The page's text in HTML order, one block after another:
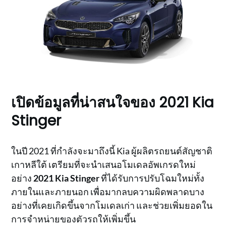
เปิดข้อมูลที่น่าสนใจของ 2021 Kia
Stinger
ในปี 2021 ที่กำลังจะมาถึงนี้ Kia ผู้ผลิตรถยนต์สัญชาติ
เกาหลีใต้ เตรียมที่จะนำเสนอโมเดลอัพเกรดใหม่
อย่าง 2021 Kia Stingerที่ได้รับการปรับโฉมใหม่ทั้ง
ภายในและภายนอก เพื่อมากลบความผิดพลาดบาง
อย่างที่เคยเกิดขึ้นจากโมเดลเก่า และช่วยเพิ่มยอดใน
การจำหน่ายของตัวรถให้เพิ่มขึ้น